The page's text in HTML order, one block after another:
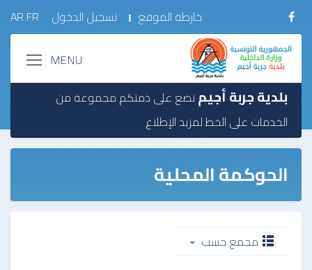
FR
AR خارطة الموقع تسجيل الدخول
بلدية جربة أجيمتضع على ذمتكم مجموعة من
الخدمات على الخطلمزيد الإطلاع
الحوكمة المحلية
مجمع حسب